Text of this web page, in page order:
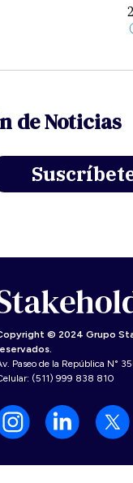
de Noticias
© 2024 Grupo
Paseo de la República N°
(511) 999 838 810